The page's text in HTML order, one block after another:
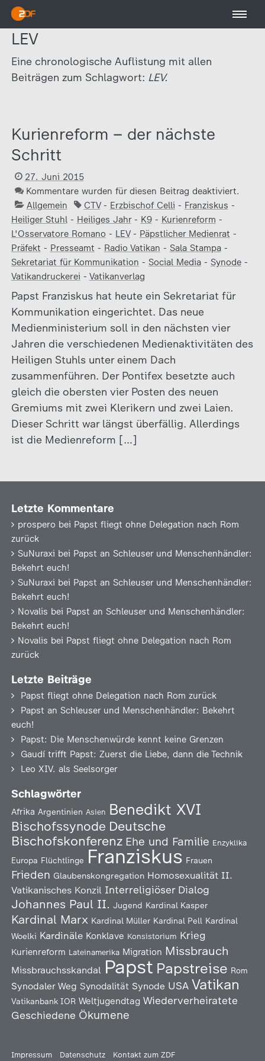
LEV
Eine chronologische Auflistung mit allen
Beiträgen zum Schlagwort: LEV.
Kurienreform – der nächste
Schritt
27. Juni 2015
Kommentare wurden für diesen Beitrag deaktiviert.
Allgemein
CTV- Erzbischof Celli - Franziskus -
Heiliger Stuhl- Heiliges Jahr- K9- Kurienreform -
L'Osservatore Romano - LEV- Päpstlicher Medienrat -
Präfekt - Presseamt - Radio Vatikan - Sala Stampa-
Sekretariat für Kommunikation - Social Media- Synode-
Vatikandruckerei - Vatikanverlag
Papst Franziskus hat heute ein Sekretariat für
Kommunikation eingerichtet. Das neue
Medienministerium soll in den nächsten vier
Jahren die verschiedenen Medienaktivitäten des
Heiligen Stuhls unter einem Dach
zusammenführen. Der Pontifex besetzte auch
gleich die obersten vier Posten des neuen
Gremiums mit zwei Klerikern und zwei Laien.
Dieser Schritt war längst überfällig. Allerdings
ist die Medienreform […]
Letzte Kommentare
prospero bei Papst fliegt ohne Delegation nach Rom
zurück
SuNuraxi bei Papst an Schleuser und Menschenhändler:
Bekehrt euch!
SuNuraxi bei Papst an Schleuser und Menschenhändler:
Bekehrt euch!
Novalis bei Papst an Schleuser und Menschenhändler:
Bekehrt euch!
Novalis bei Papst fliegt ohne Delegation nach Rom
zurück
Letzte Beiträge
Papst fliegt ohne Delegation nach Rom zurück
Papst an Schleuser und Menschenhändler: Bekehrt
euch!
Papst: Die Menschenwürde kennt keine Grenzen
Gaudí trifft Papst: Zuerst die Liebe, dann die Technik
Leo XIV. als Seelsorger
Schlagwörter
Afrika Argentinien Asien Benedikt XVI
Bischofssynode Deutsche
Bischofskonferenz Ehe und Familie Enzyklika
Europa Flüchtlinge Franziskus Frauen
Frieden Glaubenskongregation Homosexualität II.
Vatikanisches Konzil Interreligiöser Dialog
Johannes Paul II. Jugend Kardinal Kasper
Kardinal Marx Kardinal Müller Kardinal Pell Kardinal
Woelki Kardinäle Konklave Konsistorium Krieg
Kurienreform Lateinamerika Migration Missbrauch
Missbrauchsskandal Papst Papstreise Rom
Synodaler Weg Synodalität Synode USA Vatikan
Vatikanbank IOR Weltjugendtag Wiederverheiratete
Geschiedene Ökumene
Impressum Datenschutz Kontakt zum ZDF